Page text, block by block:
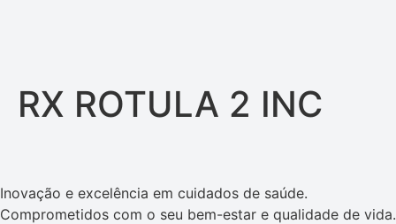
RX ROTULA 2 INC
Inovação e excelência em cuidados de saúde.
Comprometidos com o seu bem-estar e qualidade de vida.